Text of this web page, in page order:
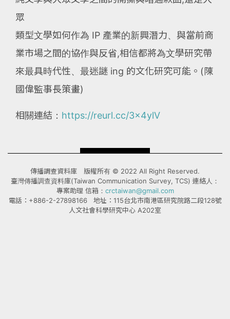
眾
類型文學如何作為 IP 產業的新興潛力、與當前商
業市場之間的協作與反省,相信都將為文學研究帶
來最具時代性、最迷謎 ing 的文化研究可能。(陳
國偉監事長策畫)
相關連結： https://reurl.cc/3x4ylV
傳播調查資料庫 版權所有 © 2022 All Right Reserved.
臺灣傳播調查資料庫(Taiwan Communication Survey, TCS) 連絡人：
專案助理 信箱： crctaiwan@gmail.com
電話：+886-2-27898166 地址：115台北市南港區研究院路二段128號
人文社會科學研究中心 A202室